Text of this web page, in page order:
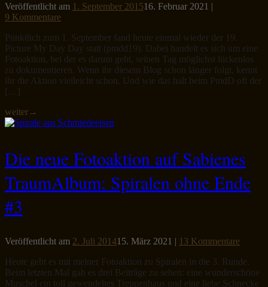
Veröffentlicht am 1. September 201516. Februar 2021 |
9 Kommentare
Pünktlich zum 1. September fand heute einmal wieder der 19.
Picture My Day Day statt (pmdd19). Dabei handelt es sich um eine
Fotoaktion, bei der es darum geht, seinen Tag möglichst lückenlos
zu dokumentieren. Wenn ihr diesem Blog schon länger folgt, kennt
ihr die Aktion vielleicht schon. Und wie das halt beim PmdD oft der
[…]
weiter→
Die neue Fotoaktion auf Sabienes
TraumAlbum: Spiralen ohne Ende
#3
Veröffentlicht am 2. Juli 201415. März 2021 | 13 Kommentare
Heute geht es mit meiner Fotoaktion zu Spiralen in die 3. Runde.
Beim letzten Mal gab es drei Beiträge zu sehen: eine wunderschöne
Muschel ein toll gewendeltes Treppenhaus und eine liebe Schnecke